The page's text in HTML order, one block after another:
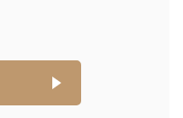
正な手段によって取
、当社が保有している
いてはこれらの取り組
教育を徹底してまいり